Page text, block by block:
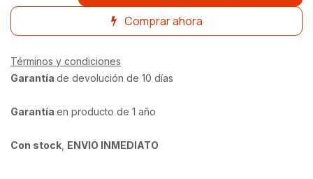
Comprar ahora
Términos y condiciones
Garantía de devolución de 10 días
Garantía en producto de 1 año
Con stock ENVIO INMEDIATO